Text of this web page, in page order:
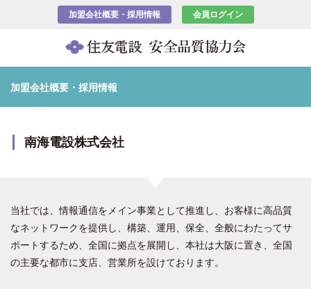
加盟会社概要・採用情報 会員ログイン
加盟会社概要・採用情報
南海電設株式会社
当社では、情報通信をメイン事業として推進し、お客様に高品質
なネットワークを提供し、構築、運用、保全、全般にわたってサ
ポートするため、全国に拠点を展開し、本社は大阪に置き、全国
の主要な都市に支店、営業所を設けております。